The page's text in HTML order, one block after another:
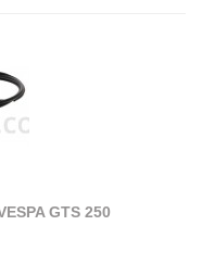
GTS 250